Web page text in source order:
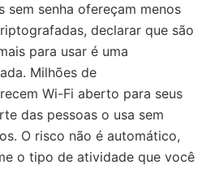
sem senha ofereçam menos
declarar que são
para usar é uma
Milhões de
Wi-Fi aberto para seus
das pessoas o usa sem
O risco não é automático,
o tipo de atividade que você